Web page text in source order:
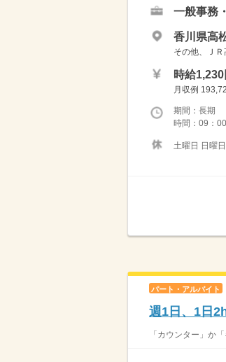
一般事務
香川県高
その他、Ｊ
時給
月収例
期間：長
時間：09：
土曜日 日曜
パート・アルバイト
週1日、1日
「カウンター」か